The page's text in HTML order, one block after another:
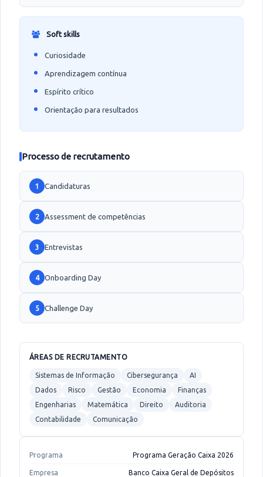
Soft skills
Curiosidade
Aprendizagem contínua
Espírito crítico
Orientação para resultados
Processo de recrutamento
1 Candidaturas
2 Assessment de competências
3 Entrevistas
4 Onboarding Day
5 Challenge Day
ÁREAS DE RECRUTAMENTO
Sistemas de Informação Cibersegurança
AI
Dados
Risco Gestão Economia
Finanças
Engenharias
Matemática Direito
Auditoria
Contabilidade
Comunicação
Programa Programa Geração Caixa 2026
Empresa Banco Caixa Geral de Depósitos